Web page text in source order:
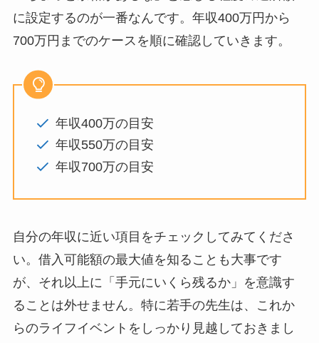
に設定するのが一番なんです。年収400万円から
700万円までのケースを順に確認していきます。
年収400万の目安
年収550万の目安
年収700万の目安
自分の年収に近い項目をチェックしてみてくださ
い。借入可能額の最大値を知ることも大事です
が、それ以上に「手元にいくら残るか」を意識す
ることは外せません。特に若手の先生は、これか
らのライフイベントをしっかり見越しておきまし